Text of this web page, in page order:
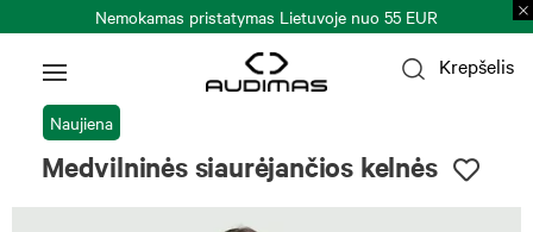
Nemokamas pristatymas Lietuvoje nuo 55 EUR
Krepšelis
Naujiena
Medvilninės siaurėjančios kelnės